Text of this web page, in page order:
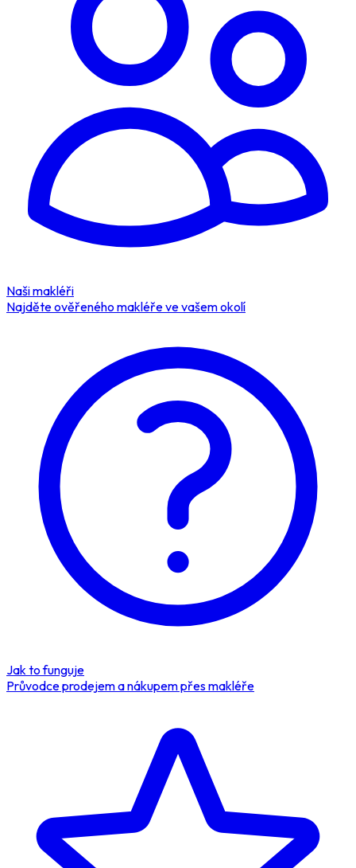
Naši makléři
Najděte ověřeného makléře ve vašem okolí
Jak to funguje
Průvodce prodejem a nákupem přes makléře